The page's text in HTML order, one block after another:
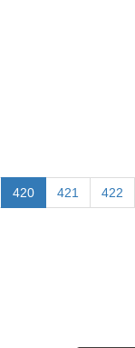
420 421 422